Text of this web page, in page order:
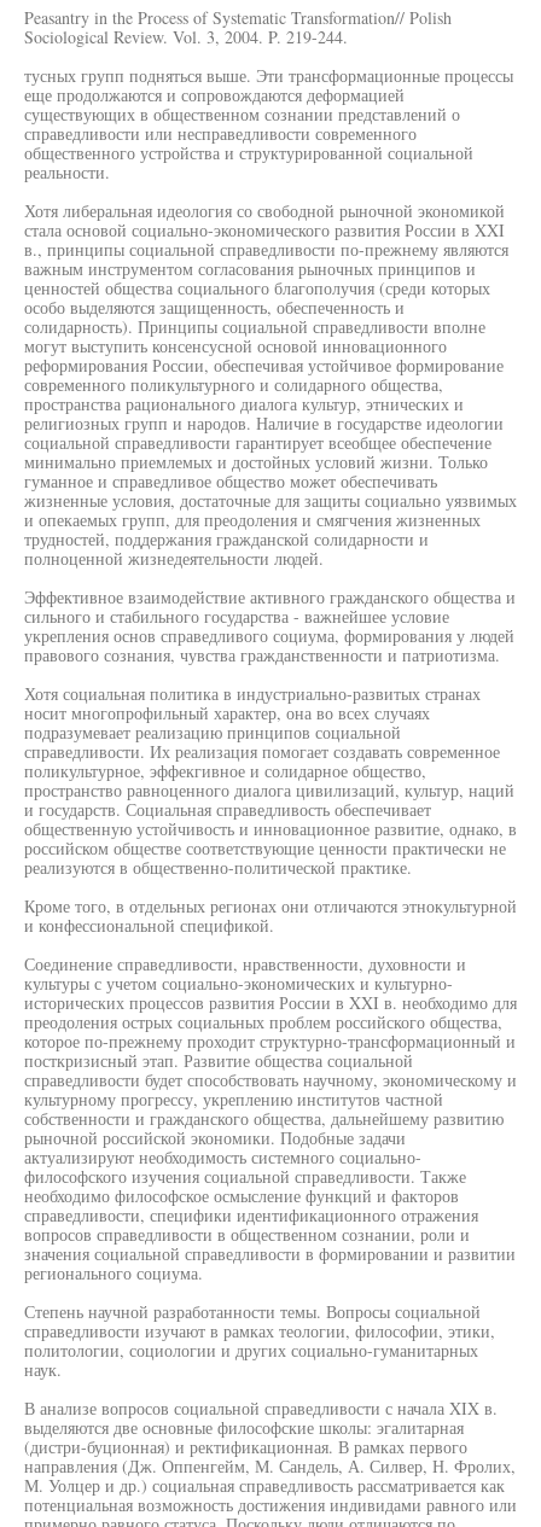
Peasantry in the Process of Systematic Transformation// Polish
Sociological Review. Vol. 3, 2004. P. 219-244.
тусных групп подняться выше. Эти трансформационные процессы
еще продолжаются и сопровождаются деформацией
существующих в общественном сознании представлений о
справедливости или несправедливости современного
общественного устройства и структурированной социальной
реальности.
Хотя либеральная идеология со свободной рыночной экономикой
стала основой социально-экономического развития России в XXI
в., принципы социальной справедливости по-прежнему являются
важным инструментом согласования рыночных принципов и
ценностей общества социального благополучия (среди которых
особо выделяются защищенность, обеспеченность и
солидарность). Принципы социальной справедливости вполне
могут выступить консенсусной основой инновационного
реформирования России, обеспечивая устойчивое формирование
современного поликультурного и солидарного общества,
пространства рационального диалога культур, этнических и
религиозных групп и народов. Наличие в государстве идеологии
социальной справедливости гарантирует всеобщее обеспечение
минимально приемлемых и достойных условий жизни. Только
гуманное и справедливое общество может обеспечивать
жизненные условия, достаточные для защиты социально уязвимых
и опекаемых групп, для преодоления и смягчения жизненных
трудностей, поддержания гражданской солидарности и
полноценной жизнедеятельности людей.
Эффективное взаимодействие активного гражданского общества и
сильного и стабильного государства - важнейшее условие
укрепления основ справедливого социума, формирования у людей
правового сознания, чувства гражданственности и патриотизма.
Хотя социальная политика в индустриально-развитых странах
носит многопрофильный характер, она во всех случаях
подразумевает реализацию принципов социальной
справедливости. Их реализация помогает создавать современное
поликультурное, эффекгивное и солидарное общество,
пространство равноценного диалога цивилизаций, культур, наций
и государств. Социальная справедливость обеспечивает
общественную устойчивость и инновационное развитие, однако, в
российском обществе соответствующие ценности практически не
реализуются в общественно-политической практике.
Кроме того, в отдельных регионах они отличаются этнокультурной
и конфессиональной спецификой.
Соединение справедливости, нравственности, духовности и
культуры с учетом социально-экономических и культурно-
исторических процессов развития России в XXI в. необходимо для
преодоления острых социальных проблем российского общества,
которое по-прежнему проходит структурно-трансформационный и
посткризисный этап. Развитие общества социальной
справедливости будет способствовать научному, экономическому и
культурному прогрессу, укреплению институтов частной
собственности и гражданского общества, дальнейшему развитию
рыночной российской экономики. Подобные задачи
актуализируют необходимость системного социально-
философского изучения социальной справедливости. Также
необходимо философское осмысление функций и факторов
справедливости, специфики идентификационного отражения
вопросов справедливости в общественном сознании, роли и
значения социальной справедливости в формировании и развитии
регионального социума.
Степень научной разработанности темы. Вопросы социальной
справедливости изучают в рамках теологии, философии, этики,
политологии, социологии и других социально-гуманитарных
наук.
В анализе вопросов социальной справедливости с начала XIX в.
выделяются две основные философские школы: эгалитарная
(дистри-буционная) и ректификационная. В рамках первого
направления (Дж. Оппенгейм, М. Сандель, А. Силвер, Н. Фролих,
М. Уолцер и др.) социальная справедливость рассматривается как
потенциальная возможность достижения индивидами равного или